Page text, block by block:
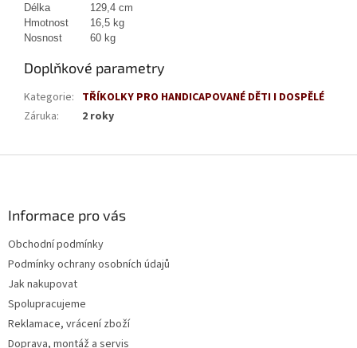
Délka
129,4 cm
Hmotnost
16,5 kg
Nosnost
60 kg
Doplňkové parametry
Kategorie: TŘÍKOLKY PRO HANDICAPOVANÉ DĚTI I DOSPĚLÉ
Záruka: 2 roky
Informace pro vás
Obchodní podmínky
Podmínky ochrany osobních údajů
Jak nakupovat
Spolupracujeme
Reklamace, vrácení zboží
Doprava, montáž a servis